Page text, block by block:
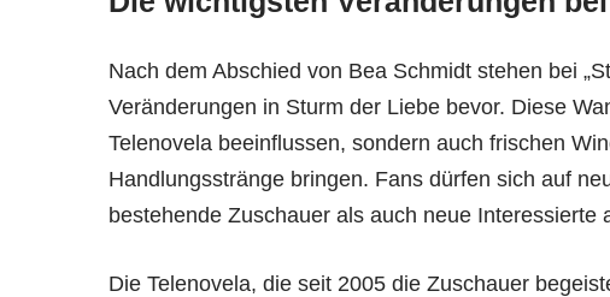
Nach dem Abschied von Bea Schmidt stehen bei
Veränderungen in Sturm der Liebe bevor. Diese
Telenovela beeinflussen, sondern auch frischen
Handlungsstränge bringen. Fans dürfen sich auf
bestehende Zuschauer als auch neue Interessierte
Die Telenovela, die seit 2005 die Zuschauer